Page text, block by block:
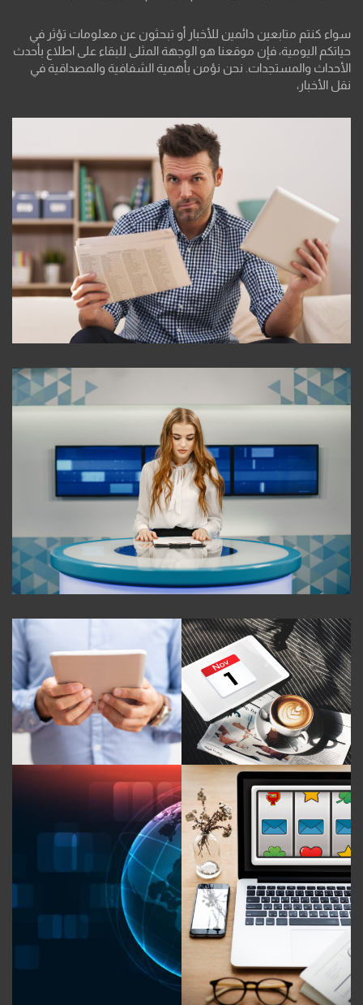
سواء كنتم متابعين دائمين للأخبار أو تبحثون عن معلومات تؤثر في
حياتكم اليومية، فإن موقعنا هو الوجهة المثلى للبقاء على اطلاع بأحدث
الأحداث والمستجدات. نحن نؤمن بأهمية الشفافية والمصداقية في
نقل الأخبار،